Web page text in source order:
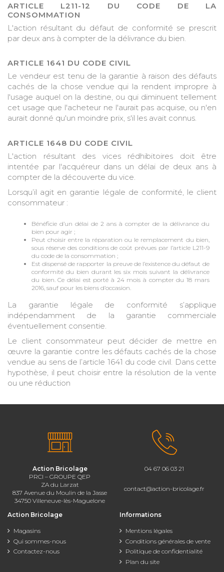
ARTICLE L211-12 DU CODE DE LA
CONSOMMATION
L'action résultant du défaut de conformité se prescrit
par deux ans à compter de la délivrance du bien.
ARTICLE 1641 DU CODE CIVIL
Le vendeur est tenu de la garantie à raison des défauts
cachés de la chose vendue qui la rendent impropre à
l'usage auquel on la destine, ou qui diminuent tellement
cet usage que l'acheteur ne l'aurait pas acquise, ou n'en
aurait donné qu'un moindre prix, s'il les avait connus.
ARTICLE 1648 DU CODE CIVIL
L'action résultant des vices rédhibitoires doit être
intentée par l'acquéreur dans un délai de deux ans à
compter de la découverte du vice.
Lorsqu’il agit en garantie légale de conformité, le client
consommateur :
Bénéficie d’un délai de 2 ans à compter de la délivrance du
bien pour agir ;
Peut choisir entre la réparation ou le remplacement du bien,
sous réserve des conditions de coût prévues par l’article L211-9
du code de la consommation ;
Est dispensé de rapporter la preuve de l’existence du défaut de
conformité du bien durant les six mois suivant la délivrance
du bien. Ce délai est porté à 24 mois à compter du 18 mars
2016, sauf pour les biens d’occasion.
La garantie légale de conformité s’applique
indépendamment de la garantie commerciale
éventuellement consentie.
Le client consommateur peut décider de mettre en
œuvre la garantie contre les défauts cachés de la chose
vendue au sens de l’article 1641 du code civil. Dans cette
hypothèse, il peut choisir entre la résolution de la vente
ou une réduction
Action Bricolage
PRCI – GROUPE QEP
ZA du Larzat
837 Avenue du Moulin de la Jasse
34750 Villeneuve-lès-Maguelone
04 67 06 03 21
contact@action-bricolage.fr
Action Bricolage
Magasins
Qui sommes-nous
Contactez-nous
Informations
Mentions légales
Conditions générales de vente
Politique de confidentialité
Plan du site